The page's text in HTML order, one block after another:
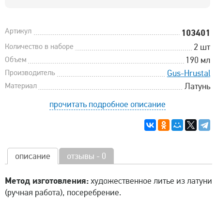
Артикул 103401
Количество в наборе 2 шт
Объем 190 мл
Производитель Gus-Hrustal
Материал
Латунь
прочитать подробное описание
описание отзывы - 0
Метод изготовления:художественное литье из латуни
(ручная работа), посеребрение.